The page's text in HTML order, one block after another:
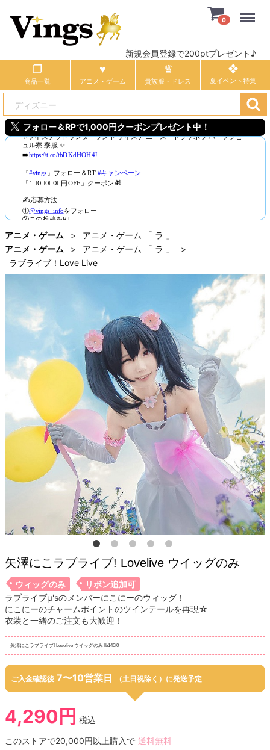
新規会員登録で200ptプレゼント♪
0
商品一覧 アニメ・ゲーム 貴族服・ドレス
フォロー＆RPで1,000円クーポンプレゼント中！
アニメ・ゲーム
アニメ・ゲーム 「 ラ 」
アニメ・ゲーム
アニメ・ゲーム 「 ラ 」
ラブライブ！Love Live
矢澤にこラブライブ! Lovelive ウイッグのみ
ウィッグのみ
リボン追加可
ラブライブμ'sのメンバーにこにーのウィッグ！
にこにーのチャームポイントのツインテールを再現☆
衣装と一緒のご注文も大歓迎！
矢澤にこラブライブ! Lovelive ウイッグのみ lb140f0
ご入金確認後 7〜10営業日 （土日祝除く）に発送予定
4,290円 税込
このストアで20,000円以上購入で 送料無料